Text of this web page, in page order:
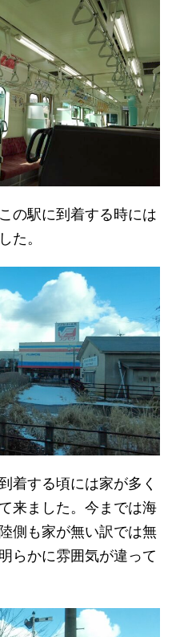
の駅に到着する時には
た。
着する頃には家が多く
来ました。今までは海
側も家が無い訳では無
らかに雰囲気が違って